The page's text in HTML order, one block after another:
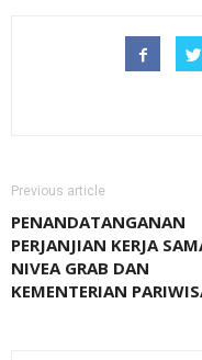
Previous article
PENANDATANGANAN
PERJANJIAN KERJA
NIVEA GRAB DAN
KEMENTERIAN